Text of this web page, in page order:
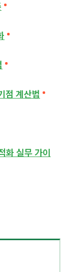
점 계산법
화 실무 가이